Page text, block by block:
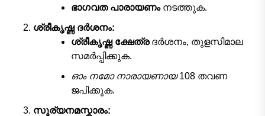
ഭാഗവത പാരായണംനടത്തുക.
ശ്രീകൃഷ്ണ ദർശനം:
ശ്രീകൃഷ്ണ ക്ഷേത്രദർശനം, തുളസിമാല
സമർപ്പിക്കുക.
ഓം നമോ നാരായണായ108 തവണ
ജപിക്കുക.
സൂര്യനമസ്കാരം: